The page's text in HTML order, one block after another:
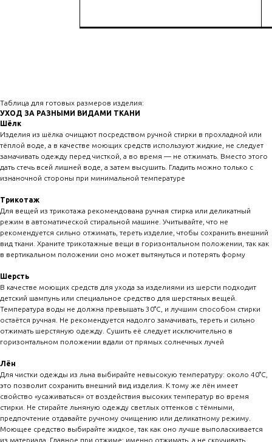
Таблица для готовых размеров изделия:
УХОД ЗА РАЗНЫМИ ВИДАМИ ТКАНИ
Шёлк
Изделия из шёлка очищают посредством ручной стирки в прохладной или
тёплой воде, а в качестве моющих средств используют жидкие, не следует
замачивать одежду перед чисткой, а во время — не отжимать. Вместо этого
дать стечь всей лишней воде, а затем высушить. Гладить можно только с
изнаночной стороны при минимальной температуре
Трикотаж
Для вещей из трикотажа рекомендована ручная стирка или деликатный
режим в автоматической стиральной машине. Учитывайте, что не
рекомендуется сильно отжимать, тереть изделие, чтобы сохранить внешний
вид ткани. Храните трикотажные вещи в горизонтальном положении, так как
в вертикальном положении оно может вытянуться и потерять форму
Шерсть
В качестве моющих средств для ухода за изделиями из шерсти подходит
детский шампунь или специальное средство для шерстяных вещей.
Температура воды не должна превышать 30°C, и лучшим способом стирки
остаётся ручная. Не рекомендуется надолго замачивать, тереть и сильно
отжимать шерстяную одежду. Сушить её следует исключительно в
горизонтальном положении вдали от прямых солнечных лучей
Лён
Для чистки одежды из льна выбирайте невысокую температуру: около 40°C,
это позволит сохранить внешний вид изделия. К тому же лён имеет
свойство «усаживаться» от воздействия высоких температур во время
стирки. Не стирайте льняную одежду светлых оттенков с тёмными,
предпочтение отдавайте ручному очищению или деликатному режиму.
Моющее средство выбирайте жидкое, так как оно лучше выполаскивается
из материала. Главное при отжиме: именно отжимать, а не скручивать